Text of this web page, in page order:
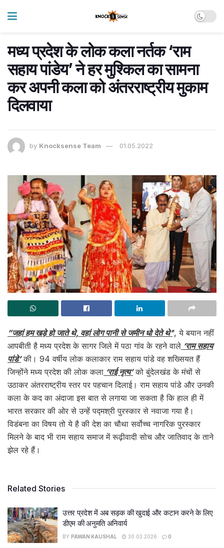
मध्य प्रदेश के लोक कला नर्तक ‘राम
सहाय पांडेय’ ने हर मुश्किल का सामना
कर अपनी कला को अंतरराष्ट्रीय मुकाम
दिलवाया
by Knocksense Team 01.05.2022
”जहां हम खड़े हो जाते थे, वहां लोग पानी से जमीन धो देते थे’‘, ये बयान नहीं
आपबीती है मध्य प्रदेश के सागर जिले में पठा गांव के रहने वाले ‘राम सहाय
पांडे’की। 94 वर्षीय लोक कलाकार राम सहाय पांडे वह शख्सियत हैं
जिन्होंने मध्य प्रदेश की लोक कला ‘राई नृत्य’को बुंदेलखंड के मंचों से
उठाकर अंतरराष्ट्रीय स्तर पर पहचान दिलाई। राम सहाय पांडे और उनकी
कला के कद का अंदाजा इस बात से लगाया जा सकता है कि हाल ही में
भारत सरकार की ओर से उन्हें पद्मश्री पुरस्कार से नवाजा गया है।
विडंबना का विषय तो ये है की देश का चौथा सर्वोच्च नागरिक पुरस्कार
मिलने के बाद भी राम सहाय समाज में रूढ़ीवादी सोच और जातिवाद के ताने
झेल रहे हैं।
Related Stories
उत्तर प्रदेश में अब सड़क की खुदाई और कटान करने के लिए
डीएम की अनुमति अनिवार्य
BY PAWAN KAUSHAL 30.03.2026 0